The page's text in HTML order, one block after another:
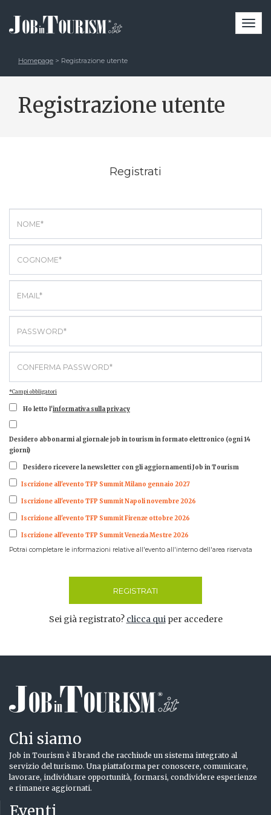
Homepage > Registrazione utente
Registrazione utente
Registrati
*Campi obbligatori
Ho letto l'informativa sulla privacy
Desidero abbonarmi al giornale job in tourism in formato elettronico (ogni 14
giorni)
Desidero ricevere la newsletter con gli aggiornamenti Job in Tourism
Iscrizione all'evento TFP Summit Milano gennaio 2027
Iscrizione all'evento TFP Summit Napoli novembre 2026
Iscrizione all'evento TFP Summit Firenze ottobre 2026
Iscrizione all'evento TFP Summit Venezia Mestre 2026
Potrai completare le informazioni relative all'evento all'interno dell'area riservata
REGISTRATI
Sei già registrato? clicca quiper accedere
Chi siamo
Job in Tourism è il brand che racchiude un sistema integrato al
servizio del turismo. Una piattaforma per conoscere, comunicare,
lavorare, individuare opportunità, formarsi, condividere esperienze
e rimanere aggiornati.
Eventi